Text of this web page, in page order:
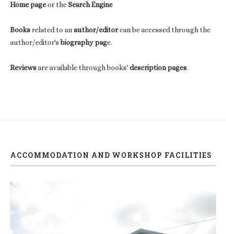
Home pageor theSearch Engine
Booksrelated to anauthor/editorcan be accessed through the
author/editor'sbiography page.
Reviewsare available through books' description pages.
ACCOMMODATION AND WORKSHOP FACILITIES